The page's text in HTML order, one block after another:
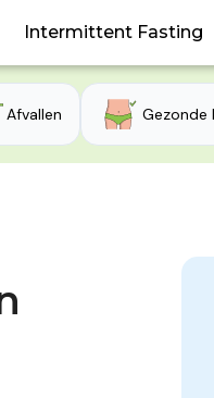
Intermittent Fasting
Afvallen Gezonde